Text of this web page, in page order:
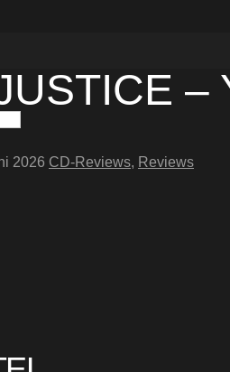
–
2026 CD-Reviews, Reviews